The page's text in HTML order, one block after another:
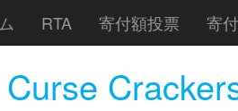
RTA 寄付額投票 寄